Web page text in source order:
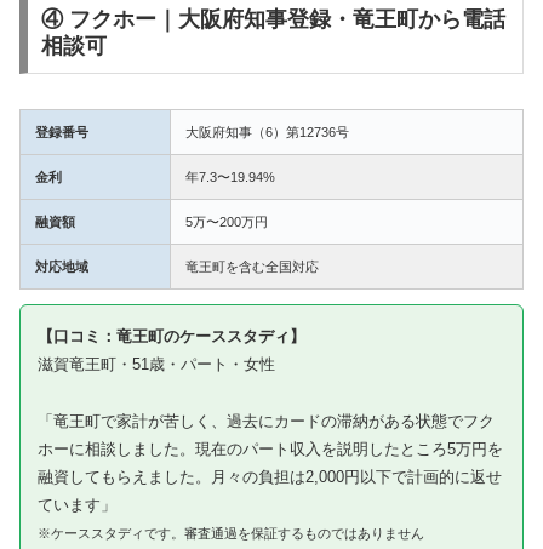
④ フクホー｜大阪府知事登録・竜王町から電話
相談可
登録番号 大阪府知事（6）第12736号
金利 年7.3〜19.94%
融資額 5万〜200万円
対応地域 竜王町を含む全国対応
【口コミ：竜王町のケーススタディ】
滋賀竜王町・51歳・パート・女性
「竜王町で家計が苦しく、過去にカードの滞納がある状態でフク
ホーに相談しました。現在のパート収入を説明したところ5万円を
融資してもらえました。月々の負担は2,000円以下で計画的に返せ
ています」
※ケーススタディです。審査通過を保証するものではありません